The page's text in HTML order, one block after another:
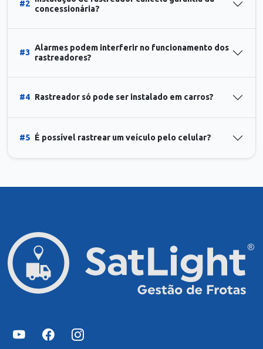
#2
concessionária?
#3
Alarmes podem interferir no funcionamento dos
rastreadores?
#4 Rastreador só pode ser instalado em carros?
#5 É possível rastrear um veículo pelo celular?